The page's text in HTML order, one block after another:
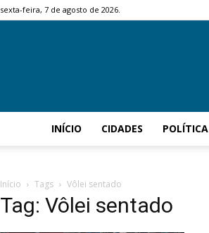
sexta-feira, 7 de agosto de 2026.
INÍCIO CIDADES POLÍTICA
Início Tags Vôlei sentado
Tag: Vôlei sentado